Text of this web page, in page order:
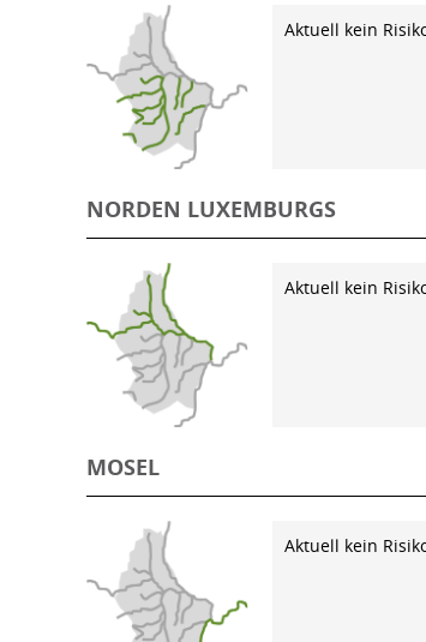
Aktuell kein
NORDEN LUXEMBURGS
Aktuell kein
MOSEL
Aktuell kein